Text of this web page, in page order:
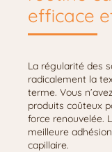
efficace
La régularité des
radicalement la
terme. Vous
produits coûteux
force renouvelée.
meilleure
capillaire.